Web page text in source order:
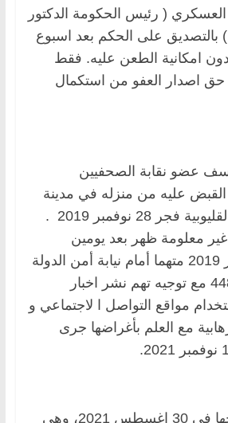
العسكري ( رئيس الحكومة الدكتور
على الحكم بعد اسبوع
دون امكانية الطعن عليه. فقط
حق اصدار العفو من استكمال
عضو نقابة الصحفيين
عليه من منزله في مدينة
“طوخ” بمحافظة القليوبية فجر 28 نوفمبر 2019 .
غير معلومة ظهر بعد يومين
وبحلول 30 نوفمبر 2019 متهما أمام نيابة أمن الدولة
في القضية رقم 448 مع توجيه تهم نشر اخبار
مواقع التواصل ا لاجتماعي و
مع العلم بأغراضها جرى
جرى اطلاق سراحها في 30 اغسطس 2021، وهي